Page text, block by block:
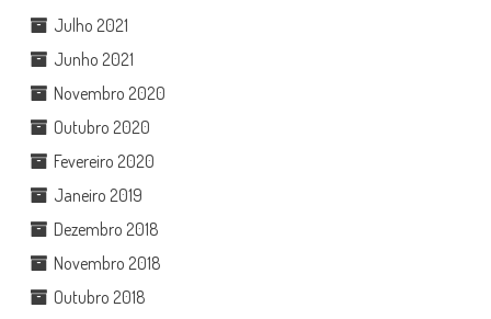
Julho 2021
Junho 2021
Novembro 2020
Outubro 2020
Fevereiro 2020
Janeiro 2019
Dezembro 2018
Novembro 2018
Outubro 2018